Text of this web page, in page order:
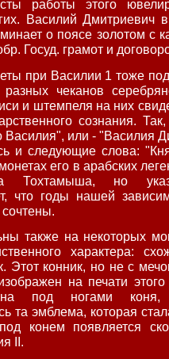
работы этого
Василий Дмитриевич
о поясе золотом с
Госуд. грамот и
при Василии 1 тоже
чеканов
и штемпеля на них
сознания.
Василия", или - "Василия
и следующие слова:
его в арабских
но
что годы нашей
также на некоторых
характера:
Этот конник, но не с
на печати этого
под ногами
та эмблема, которая
конем появляется
II.